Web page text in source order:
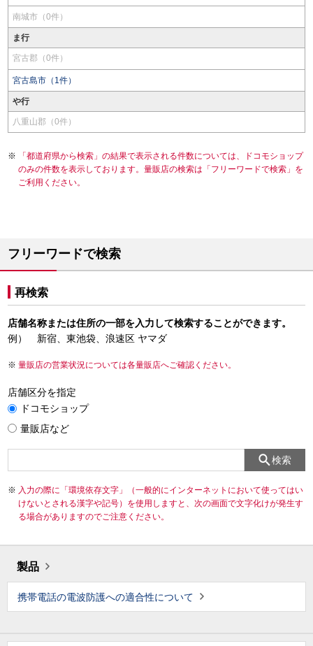
南城市（0件）
ま行
宮古郡（0件）
宮古島市（1件）
や行
八重山郡（0件）
「都道府県から検索」の結果で表示される件数については、ドコモショップ
のみの件数を表示しております。量販店の検索は「フリーワードで検索」を
ご利用ください。
フリーワードで検索
再検索
店舗名称または住所の一部を入力して検索することができます。
例） 新宿、東池袋、浪速区 ヤマダ
量販店の営業状況については各量販店へご確認ください。
店舗区分を指定
ドコモショップ
量販店など
検索
入力の際に「環境依存文字」（一般的にインターネットにおいて使ってはい
けないとされる漢字や記号）を使用しますと、次の画面で文字化けが発生す
る場合がありますのでご注意ください。
製品
携帯電話の電波防護への適合性について